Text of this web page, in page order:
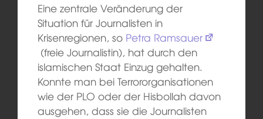
Eine zentrale Veränderung der
Situation für Journalisten in
Krisenregionen, so Petra Ramsauer
(freie Journalistin), hat durch den
islamischen Staat Einzug gehalten.
Konnte man bei Terrororganisationen
wie der PLO oder der Hisbollah davon
ausgehen, dass sie die Journalisten